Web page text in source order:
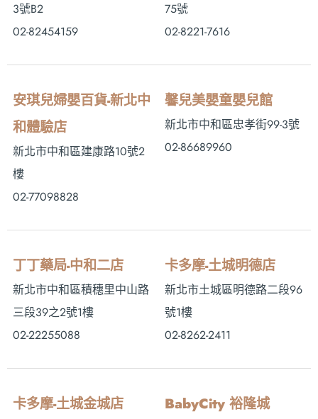
3號B2
02-82454159
75號
02-8221-7616
安琪兒婦嬰百貨-新北中
和體驗店
新北市中和區建康路10號2
樓
02-77098828
馨兒美嬰童嬰兒館
新北市中和區忠孝街99-3號
02-86689960
丁丁藥局-中和二店
新北市中和區積穗里中山路
三段39之2號1樓
02-22255088
卡多摩-土城明德店
新北市土城區明德路二段96
號1樓
02-8262-2411
卡多摩-土城金城店 BabyCity 裕隆城